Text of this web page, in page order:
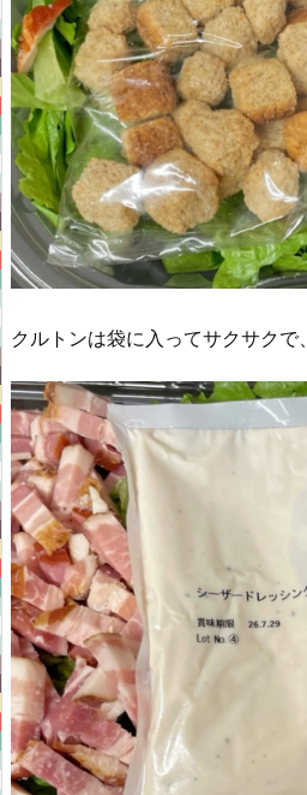
クルトンは袋に入ってサクサクで、